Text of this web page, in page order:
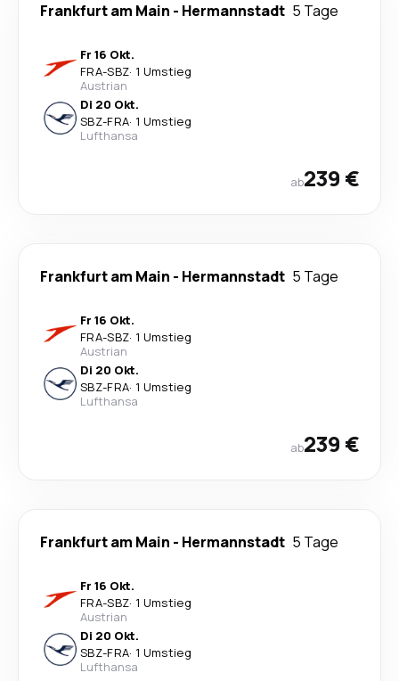
Frankfurt am Main - Hermannstadt 5 Tage
Fr 16 Okt.
FRA-SBZ· 1 Umstieg
Austrian
Di 20 Okt.
SBZ-FRA· 1 Umstieg
Lufthansa
ab239 €
Frankfurt am Main - Hermannstadt 5 Tage
Fr 16 Okt.
FRA-SBZ· 1 Umstieg
Austrian
Di 20 Okt.
SBZ-FRA· 1 Umstieg
Lufthansa
ab239 €
Frankfurt am Main - Hermannstadt 5 Tage
Fr 16 Okt.
FRA-SBZ· 1 Umstieg
Austrian
Di 20 Okt.
SBZ-FRA· 1 Umstieg
Lufthansa